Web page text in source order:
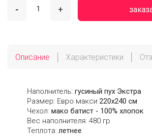
- +
Описание Характеристики
Наполнитель: гусиный пух Экстра
Размер: Евро макси 220х240 см
Чехол: мако батист - 100% хлопок
Вес наполнителя: 480 гр
Теплота: летнее